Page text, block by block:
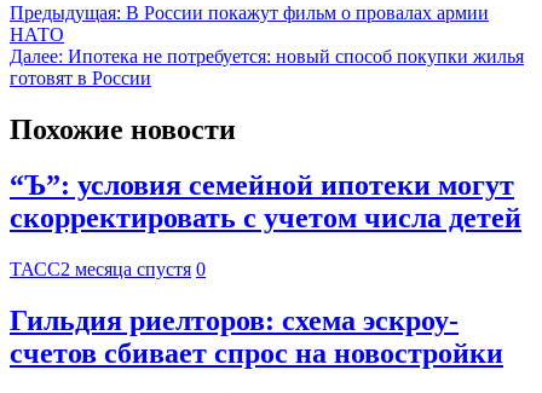
Предыдущая: В России покажут фильм о провалах армии
НАТО
Далее: Ипотека не потребуется: новый способ покупки жилья
готовят в России
Похожие новости
“Ъ”: условия семейной ипотеки могут
скорректировать с учетом числа детей
ТАСС2 месяца спустя 0
Гильдия риелторов: схема эскроу-
счетов сбивает спрос на новостройки